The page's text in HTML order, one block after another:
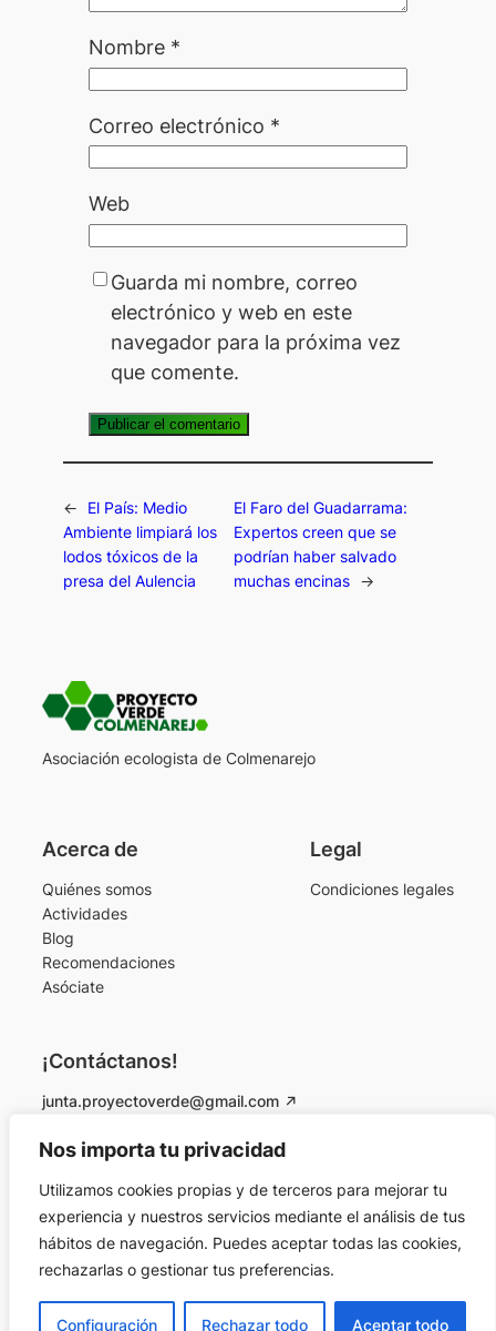
Nos importa tu privacidad
Utilizamos cookies propias y de terceros para mejorar tu
experiencia y nuestros servicios mediante el análisis de tus
hábitos de navegación. Puedes aceptar todas las cookies,
rechazarlas o gestionar tus preferencias.
Configuración Rechazar todo Aceptar todo
Nombre *
Correo electrónico *
Web
Guarda mi nombre, correo
electrónico y web en este
navegador para la próxima vez
que comente.
←
El País: Medio
Ambiente limpiará los
lodos tóxicos de la
presa del Aulencia
El Faro del Guadarrama:
Expertos creen que se
podrían haber salvado
muchas encinas →
Asociación ecologista de Colmenarejo
Acerca de
Quiénes somos
Actividades
Blog
Recomendaciones
Asóciate
Legal
Condiciones legales
¡Contáctanos!
junta.proyectoverde@gmail.com
© 2026 Proyecto Verde Colmenarejo. Todos los
derechos reservados.
Designed byAndrea Maestro